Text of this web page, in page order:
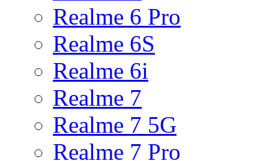
Realme 6 Pro
Realme 6S
Realme 6i
Realme 7
Realme 7 5G
Realme 7 Pro